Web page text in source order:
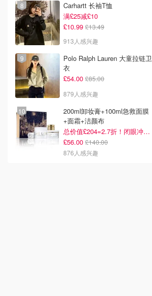
Carhartt 长袖T恤
满£25减£10
£10.99 £13.49
913人感兴趣
Polo Ralph Lauren 大童拉链卫
衣
£54.00 £85.00
879人感兴趣
200ml卸妆膏+100ml急救面膜
+面霜+洁颜布
总价值£204=2.7折！闭眼冲这套！
£56.00 £140.00
876人感兴趣